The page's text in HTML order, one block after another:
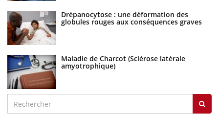
Drépanocytose : une déformation des
globules rouges aux conséquences graves
Maladie de Charcot (Sclérose latérale
amyotrophique)